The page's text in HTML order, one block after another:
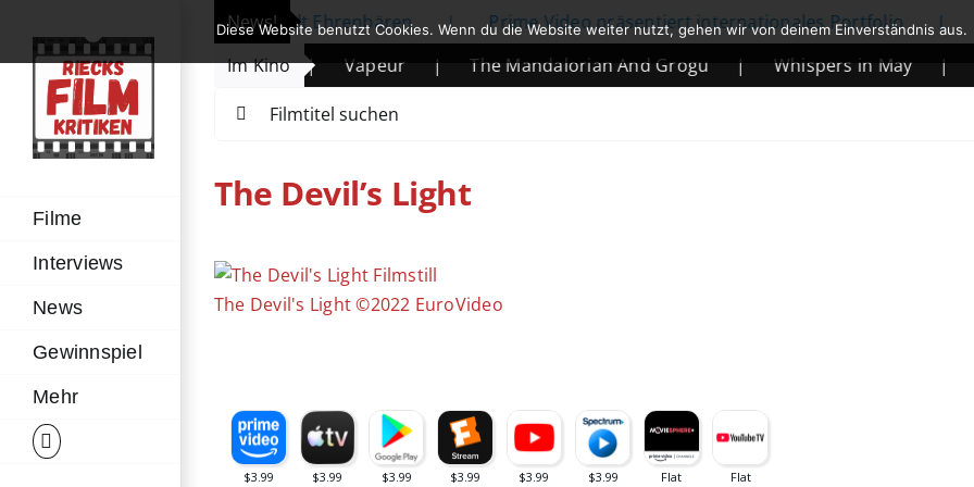
Inhalt
springen
Filme
Interviews
News
Gewinnspiel
Mehr
News!
Michelle Yeoh erhält Ehrenbären | Prime Video präsentiert internationales Portfolio | Netflix
Im Kino
des Wüstenkindes | Vapeur | The Mandalorian And Grogu | Whispers in May |
Mortal
The Devil’s Light
Zeige
grösseres
The Devil's Light ©2022 EuroVideo
Diese Website benutzt Cookies. Wenn du die Website weiter nutzt, gehen wir von deinem Einverständnis aus.